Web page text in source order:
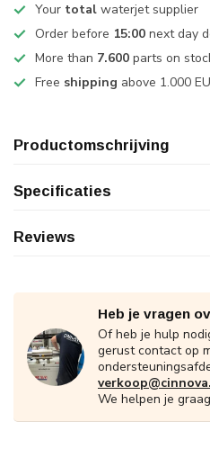
Your total waterjet supplier
Order before 15:00 next day
More than 7.600 parts on
Free shipping above 1.000
Productomschrijving
Specificaties
Reviews
Heb je vragen
Of heb je hulp
gerust contact op
We helpen je